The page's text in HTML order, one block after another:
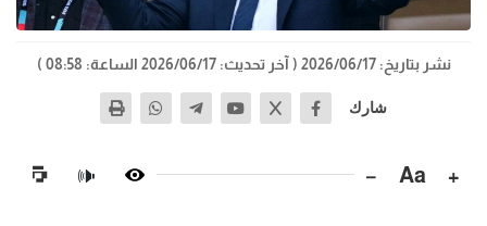
نشر بتاريخ: 2026/06/17 ( آخر تحديث: 2026/06/17 الساعة: 08:58 )
شارك
+
Aa
−
🔊